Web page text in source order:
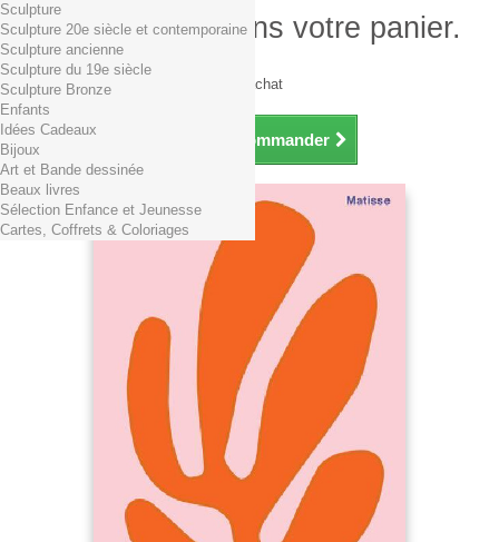
Il y a 1 produit dans votre panier.
Total produits TTC
Frais de port TTC
0,01€ dès 29€ d'achat
Total TTC
Continuer mes achats Commander
Sculpture
Sculpture 20e siècle et contemporaine
Sculpture ancienne
Sculpture du 19e siècle
Sculpture Bronze
Enfants
Idées Cadeaux
Bijoux
Art et Bande dessinée
Beaux livres
Sélection Enfance et Jeunesse
Cartes, Coffrets & Coloriages